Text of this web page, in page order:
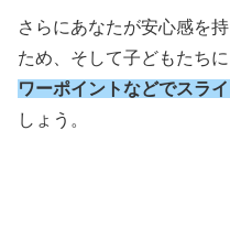
さらにあなたが安心感を
ため、そして子どもたち
ワーポイントなどでスラ
しょう。